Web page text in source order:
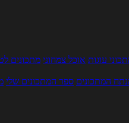
עוגות אוכל צמחוני מתכונים
המתכונים ספר המתכונים שלי